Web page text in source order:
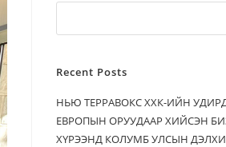
Recent Posts
НЬЮ ТЕРРАВОКС ХХК-ИЙН
ЕВРОПЫН ОРУУДААР ХИЙСЭН
ХҮРЭЭНД КОЛУМБ УЛСЫН